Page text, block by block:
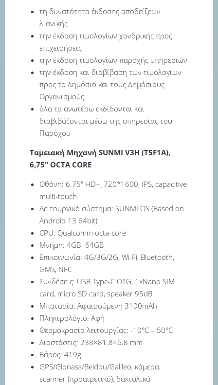
τη δυνατότητα έκδοσης αποδείξεων
λιανικής
την έκδοση τιμολογίων χονδρικής προς
επιχειρήσεις
την έκδοση τιμολογίων παροχής υπηρεσιών
την έκδοση και διαβίβαση των τιμολογίων
προς το Δημόσιο και τους Δημόσιους
Οργανισμούς
όλα τα ανωτέρω εκδίδονται και
διαβιβάζονται μέσω της υπηρεσίας του
Παρόχου
Ταμειακή Μηχανή SUNMI V3H (T5F1A),
6,75″ OCTA CORE
Οθόνη: 6.75″ HD+, 720*1600, IPS, capacitive
multi-touch
Λειτουργικό σύστημα: SUNMI OS (Based on
Android 13 64bit)
CPU: Qualcomm octa-core
Μνήμη: 4GB+64GB
Επικοινωνία: 4G/3G/2G, Wi-Fi, Bluetooth,
GMS, NFC
Συνδέσεις: USB Type-C OTG, 1xNano SIM
card, micro SD card, speaker 95dB
Μπαταρία: Αφαιρούμενη 3100mAh
Πληκτρολόγιο: Αφή
Θερμοκρασία λειτουργίας: -10°C – 50°C
Διαστάσεις: 238×81.8×6.8 mm
Βάρος: 419g
GPS/Glonass/Beidou/Galileo, κάμερα,
scanner (προαιρετικό), δακτυλικά